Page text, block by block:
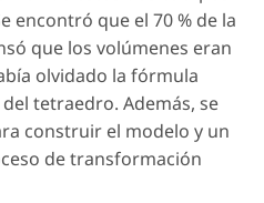
encontró que el 70 % de la
que los volúmenes eran
olvidado la fórmula
tetraedro. Además, se
construir el modelo y un
de transformación